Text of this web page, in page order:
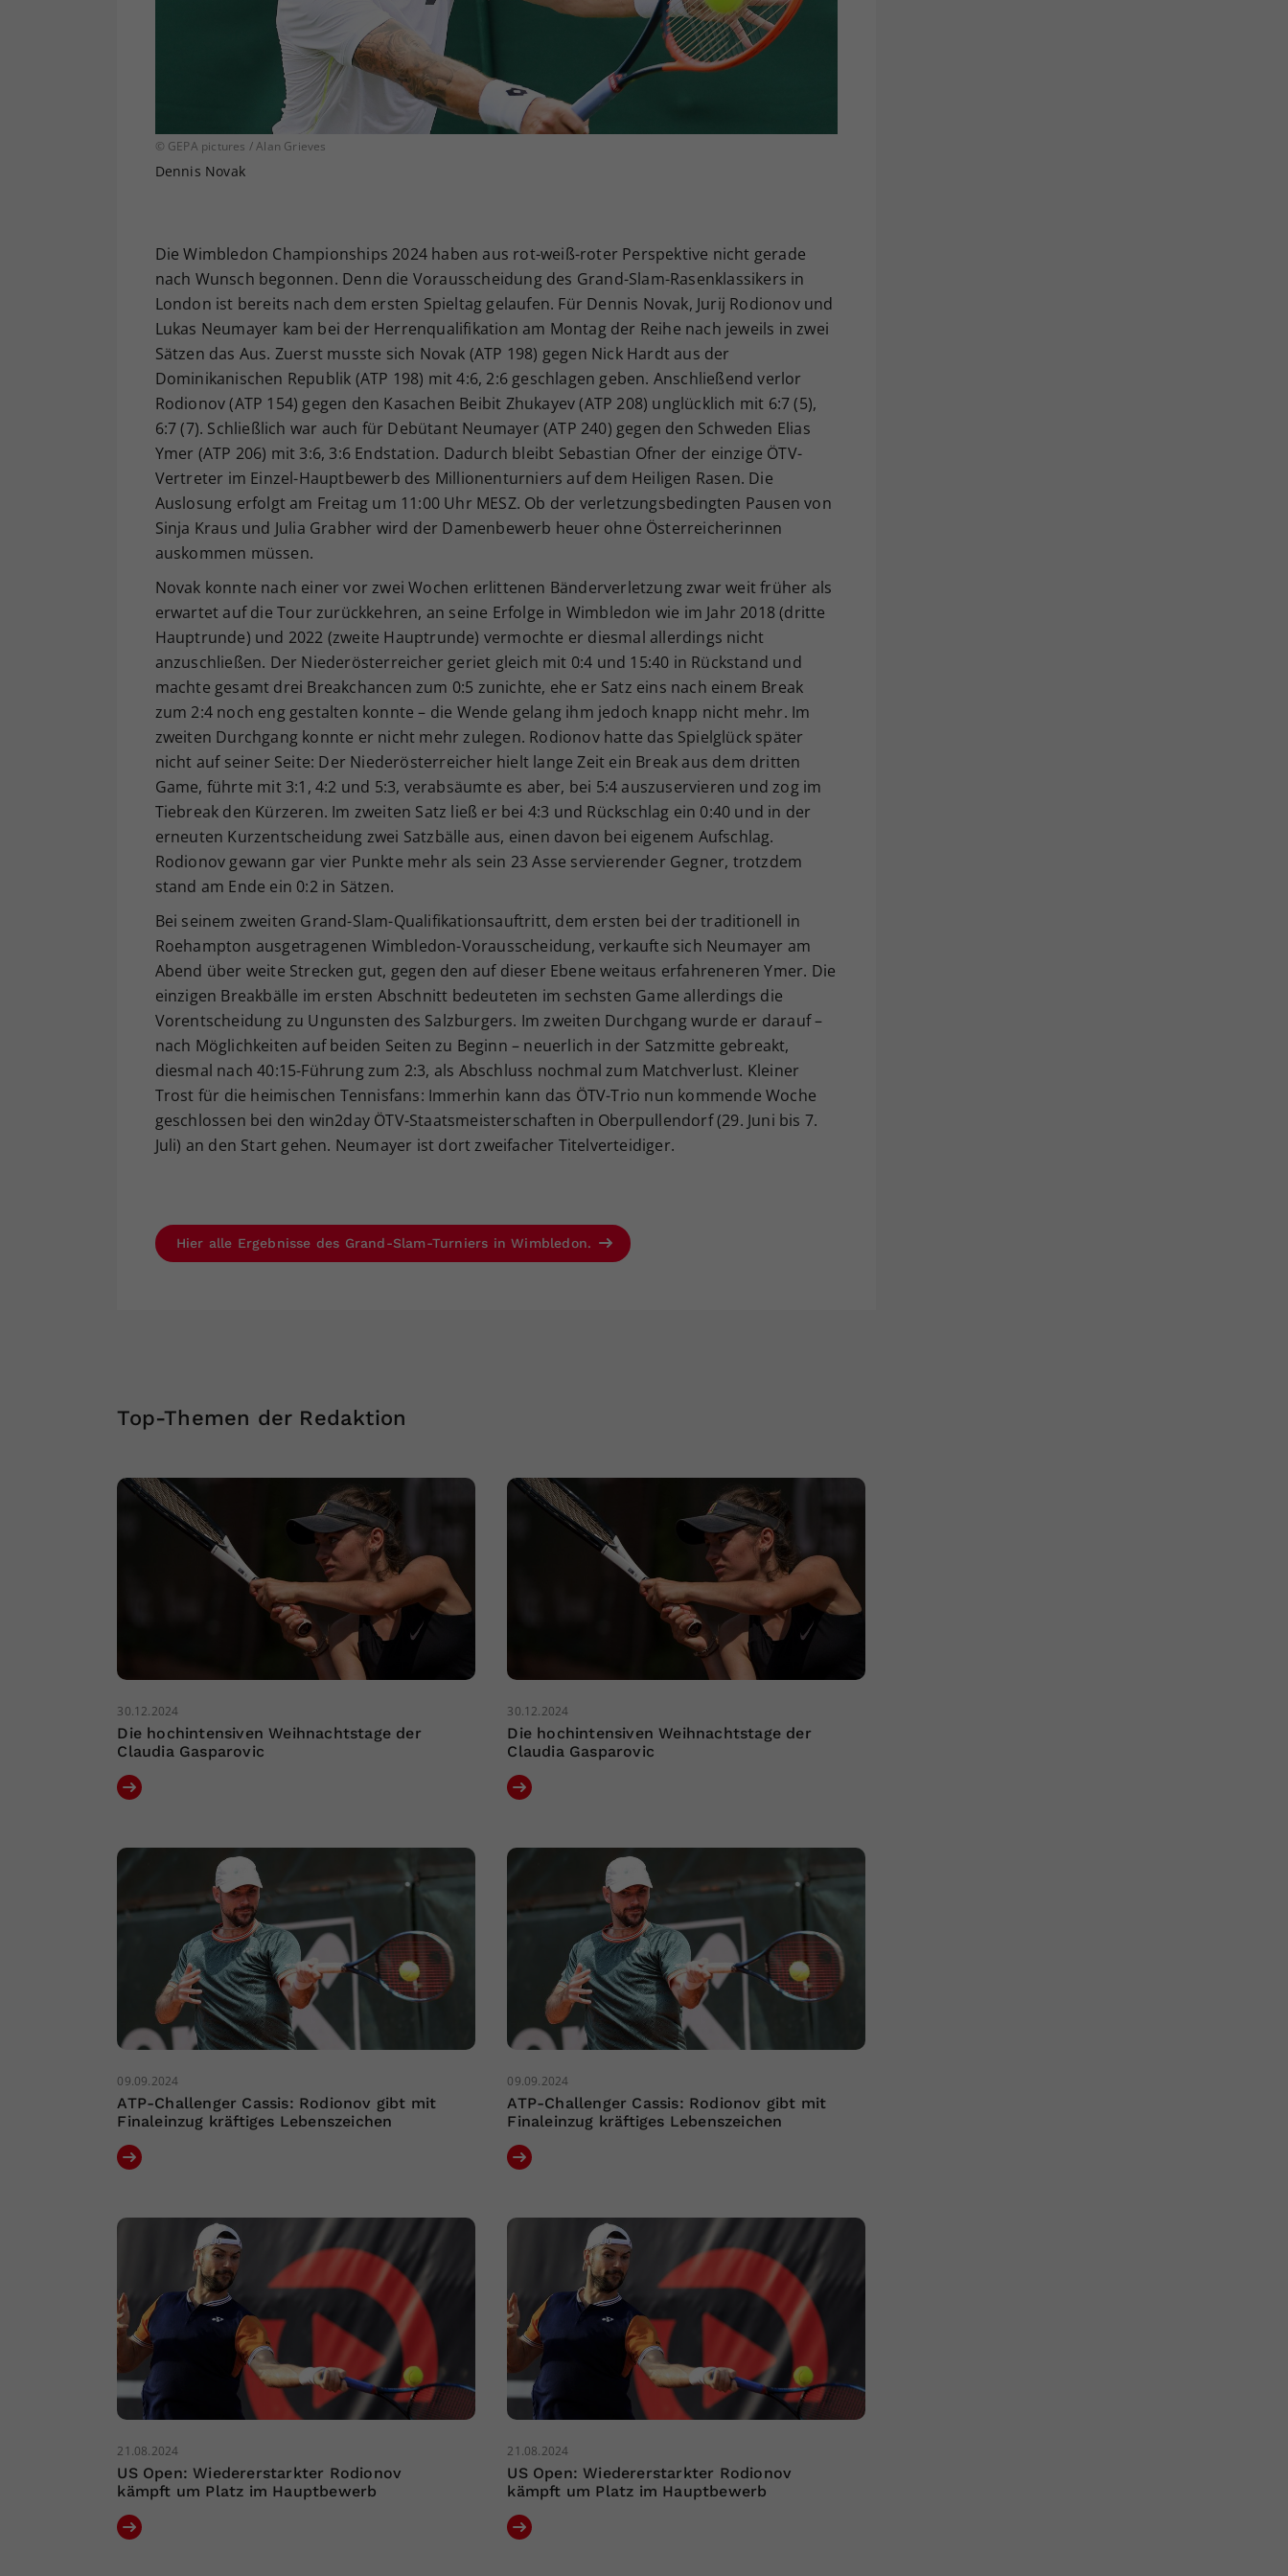
© GEPA pictures / Alan Grieves
Dennis Novak
Die Wimbledon Championships 2024 haben aus rot-weiß-roter Perspektive nicht gerade
nach Wunsch begonnen. Denn die Vorausscheidung des Grand-Slam-Rasenklassikers in
London ist bereits nach dem ersten Spieltag gelaufen. Für Dennis Novak, Jurij Rodionov und
Lukas Neumayer kam bei der Herrenqualifikation am Montag der Reihe nach jeweils in zwei
Sätzen das Aus. Zuerst musste sich Novak (ATP 198) gegen Nick Hardt aus der
Dominikanischen Republik (ATP 198) mit 4:6, 2:6 geschlagen geben. Anschließend verlor
Rodionov (ATP 154) gegen den Kasachen Beibit Zhukayev (ATP 208) unglücklich mit 6:7 (5),
6:7 (7). Schließlich war auch für Debütant Neumayer (ATP 240) gegen den Schweden Elias
Ymer (ATP 206) mit 3:6, 3:6 Endstation. Dadurch bleibt Sebastian Ofner der einzige ÖTV-
Vertreter im Einzel-Hauptbewerb des Millionenturniers auf dem Heiligen Rasen. Die
Auslosung erfolgt am Freitag um 11:00 Uhr MESZ. Ob der verletzungsbedingten Pausen von
Sinja Kraus und Julia Grabher wird der Damenbewerb heuer ohne Österreicherinnen
auskommen müssen.
Novak konnte nach einer vor zwei Wochen erlittenen Bänderverletzung zwar weit früher als
erwartet auf die Tour zurückkehren, an seine Erfolge in Wimbledon wie im Jahr 2018 (dritte
Hauptrunde) und 2022 (zweite Hauptrunde) vermochte er diesmal allerdings nicht
anzuschließen. Der Niederösterreicher geriet gleich mit 0:4 und 15:40 in Rückstand und
machte gesamt drei Breakchancen zum 0:5 zunichte, ehe er Satz eins nach einem Break
zum 2:4 noch eng gestalten konnte – die Wende gelang ihm jedoch knapp nicht mehr. Im
zweiten Durchgang konnte er nicht mehr zulegen. Rodionov hatte das Spielglück später
nicht auf seiner Seite: Der Niederösterreicher hielt lange Zeit ein Break aus dem dritten
Game, führte mit 3:1, 4:2 und 5:3, verabsäumte es aber, bei 5:4 auszuservieren und zog im
Tiebreak den Kürzeren. Im zweiten Satz ließ er bei 4:3 und Rückschlag ein 0:40 und in der
erneuten Kurzentscheidung zwei Satzbälle aus, einen davon bei eigenem Aufschlag.
Rodionov gewann gar vier Punkte mehr als sein 23 Asse servierender Gegner, trotzdem
stand am Ende ein 0:2 in Sätzen.
Bei seinem zweiten Grand-Slam-Qualifikationsauftritt, dem ersten bei der traditionell in
Roehampton ausgetragenen Wimbledon-Vorausscheidung, verkaufte sich Neumayer am
Abend über weite Strecken gut, gegen den auf dieser Ebene weitaus erfahreneren Ymer. Die
einzigen Breakbälle im ersten Abschnitt bedeuteten im sechsten Game allerdings die
Vorentscheidung zu Ungunsten des Salzburgers. Im zweiten Durchgang wurde er darauf –
nach Möglichkeiten auf beiden Seiten zu Beginn – neuerlich in der Satzmitte gebreakt,
diesmal nach 40:15-Führung zum 2:3, als Abschluss nochmal zum Matchverlust. Kleiner
Trost für die heimischen Tennisfans: Immerhin kann das ÖTV-Trio nun kommende Woche
geschlossen bei den win2day ÖTV-Staatsmeisterschaften in Oberpullendorf (29. Juni bis 7.
Juli) an den Start gehen. Neumayer ist dort zweifacher Titelverteidiger.
Hier alle Ergebnisse des Grand-Slam-Turniers in Wimbledon.
Top-Themen der Redaktion
30.12.2024
Die hochintensiven Weihnachtstage der
Claudia Gasparovic
30.12.2024
Die hochintensiven Weihnachtstage der
Claudia Gasparovic
09.09.2024
ATP-Challenger Cassis: Rodionov gibt mit
Finaleinzug kräftiges Lebenszeichen
09.09.2024
ATP-Challenger Cassis: Rodionov gibt mit
Finaleinzug kräftiges Lebenszeichen
21.08.2024
US Open: Wiedererstarkter Rodionov
kämpft um Platz im Hauptbewerb
21.08.2024
US Open: Wiedererstarkter Rodionov
kämpft um Platz im Hauptbewerb
Ihrer vorgenommen Einstellungen, falls der
Webseiten-Betreiber dies eingestellt hat.